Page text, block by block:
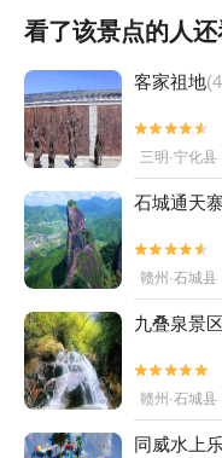
看了该景点的人还
客家祖地


三明·宁化县
石城通天寨


赣州·石城县
九叠泉景区


赣州·石城县
同威水上